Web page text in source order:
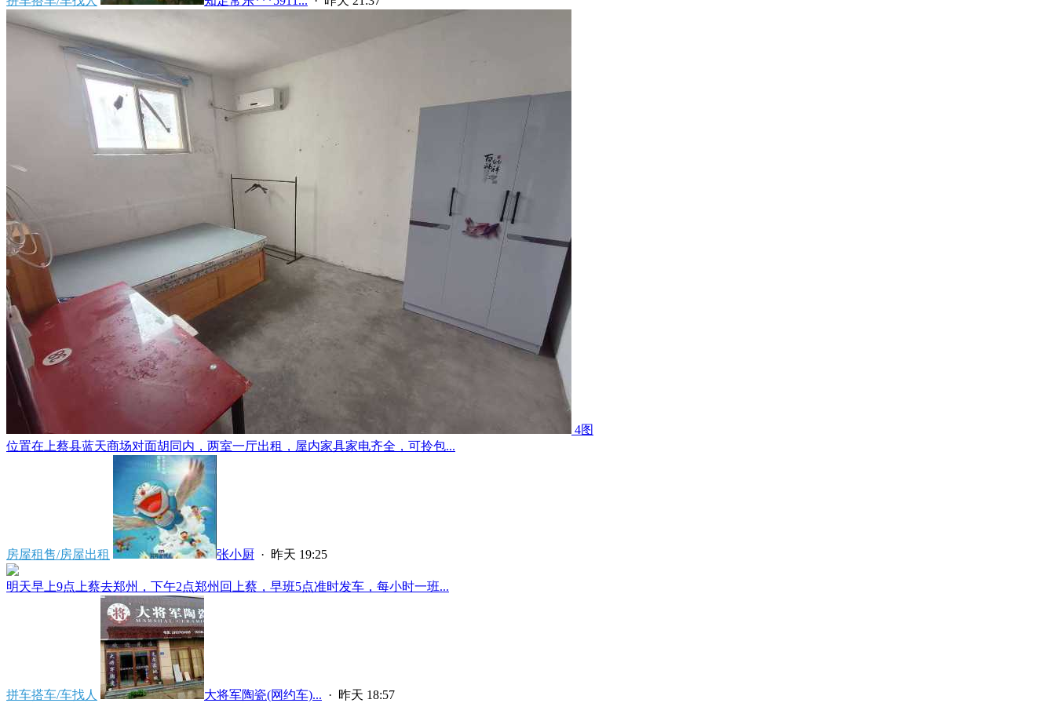
4图
位置在上蔡县蓝天商场对面胡同内，两室一厅出租，屋内家具家电齐全，可拎包...
房屋租售/房屋出租 张小厨 · 昨天 19:25
明天早上9点上蔡去郑州，下午2点郑州回上蔡，早班5点准时发车，每小时一班...
拼车搭车/车找人 大将军陶瓷(网约车)... · 昨天 18:57